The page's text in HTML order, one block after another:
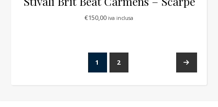
€150,00 iva inclusa
1 2